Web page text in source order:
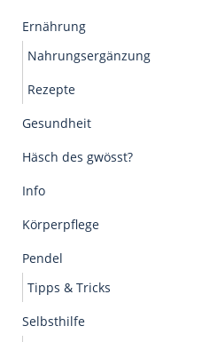
Ernährung
Nahrungsergänzung
Rezepte
Gesundheit
Häsch des gwösst?
Info
Körperpflege
Pendel
Tipps & Tricks
Selbsthilfe